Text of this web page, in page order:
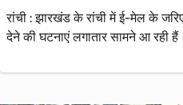
रांची : झारखंड के रांची में ई-मेल के
देने की घटनाएं लगातार सामने आ रही